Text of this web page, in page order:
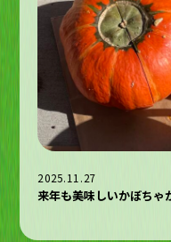
2025.11.27
来年も美味しいかぼちゃ